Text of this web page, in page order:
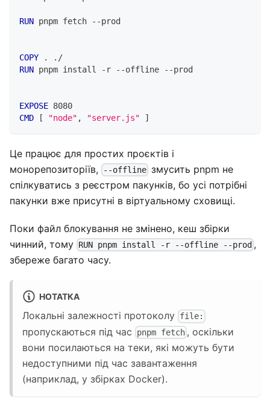
RUN pnpm fetch --prod
COPY . ./
RUN pnpm install -r --offline --prod
EXPOSE 8080
CMD [ "node" , "server.js" ]
Це працює для простих проєктів і
монорепозиторіїв,
--offline змусить pnpm не
спілкуватись з реєстром пакунків, бо усі потрібні
пакунки вже присутні в віртуальному сховищі.
Поки файл блокування не змінено, кеш збірки
чинний, тому RUN pnpm install -r --offline --prod ,
збереже багато часу.
НОТАТКА
Локальні залежності протоколу file:
пропускаються під час pnpm fetch , оскільки
вони посилаються на теки, які можуть бути
недоступними під час завантаження
(наприклад, у збірках Docker).